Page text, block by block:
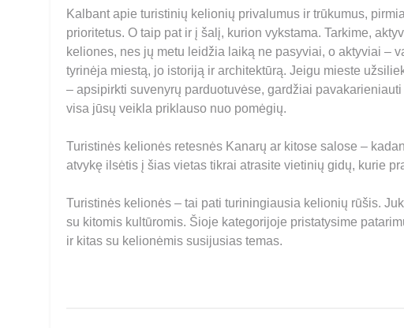
Kalbant apie turistinių kelionių privalumus ir trūkumus,
prioritetus. O taip pat ir į šalį, kurion vykstama. Tarkime,
keliones, nes jų metu leidžia laiką ne pasyviai, o aktyviai –
tyrinėja miestą, jo istoriją ir architektūrą. Jeigu mieste
– apsipirkti suvenyrų parduotuvėse, gardžiai
visa jūsų veikla priklauso nuo pomėgių.
Turistinės kelionės retesnės Kanarų ar kitose salose –
atvykę ilsėtis į šias vietas tikrai atrasite vietinių gidų, kurie
Turistinės kelionės – tai pati turiningiausia kelionių rūšis.
su kitomis kultūromis. Šioje kategorijoje pristatysime
ir kitas su kelionėmis susijusias temas.